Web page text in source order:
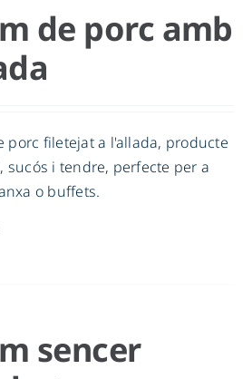
de porc amb
porc filetejat a l'allada, producte
sucós i tendre, perfecte per a
o buffets.
sencer